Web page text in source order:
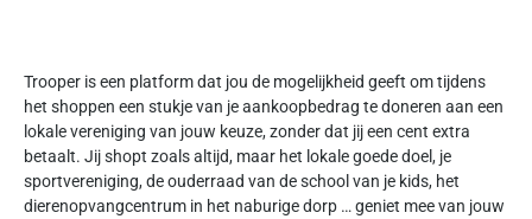
Trooper is een platform dat jou de mogelijkheid geeft om tijdens
het shoppen een stukje van je aankoopbedrag te doneren aan een
lokale vereniging van jouw keuze, zonder dat jij een cent extra
betaalt. Jij shopt zoals altijd, maar het lokale goede doel, je
sportvereniging, de ouderraad van de school van je kids, het
dierenopvangcentrum in het naburige dorp … geniet mee van jouw